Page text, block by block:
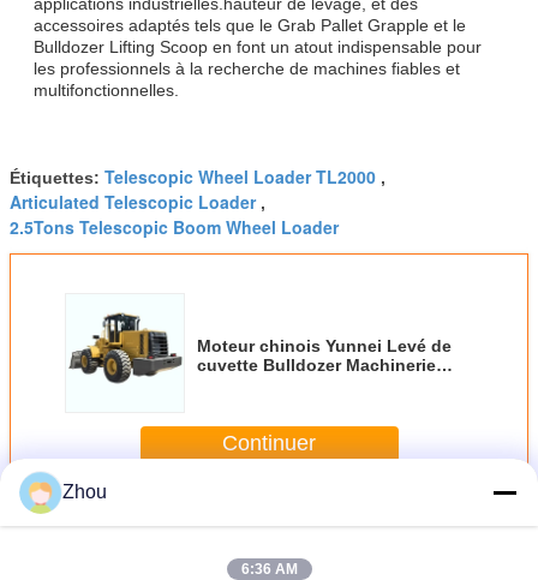
accessoires adaptés tels que le Grab Pallet Grapple et le
Bulldozer Lifting Scoop en font un atout indispensable pour
les professionnels à la recherche de machines fiables et
multifonctionnelles.
Étiquettes: Telescopic Wheel Loader TL2000 ,
Articulated Telescopic Loader,
2.5Tons Telescopic Boom Wheel Loader
Moteur chinois Yunnei Levé de
cuvette Bulldozer Machinerie
tâches de déplacement de la
terreContinuer
PlusChargeur télescopique de roue
Zhou
6:36 AM